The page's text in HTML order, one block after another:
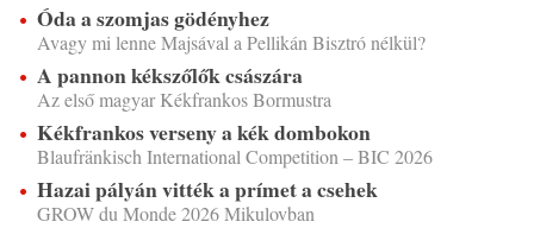
Óda a szomjas gödényhez
Avagy mi lenne Majsával a Pellikán Bisztró nélkül?
A pannon kékszőlők császára
Az első magyar Kékfrankos Bormustra
Kékfrankos verseny a kék dombokon
Blaufränkisch International Competition – BIC 2026
Hazai pályán vitték a prímet a csehek
GROW du Monde 2026 Mikulovban